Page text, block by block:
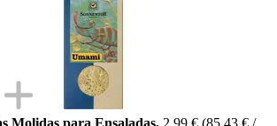
Molidas para Ensaladas, 2,99 € (85,43 € /